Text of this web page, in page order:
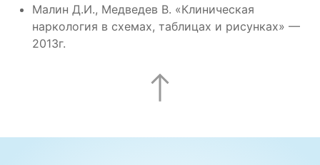
Малин Д.И., Медведев В. «Клиническая
наркология в схемах, таблицах и рисунках» —
2013г.